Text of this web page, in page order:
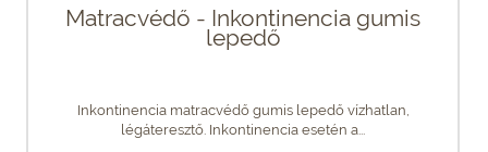
Matracvédő - Inkontinencia gumis
lepedő
Inkontinencia matracvédő gumis lepedő vízhatlan,
légáteresztő. Inkontinencia esetén a...